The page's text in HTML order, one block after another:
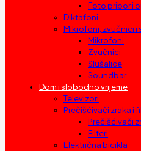
Foto pribor i
Diktafoni
Mikrofoni, zvučnici i
Mikrofoni
Zvučnici
Slušalice
Soundbar
Dom i slobodno vrijeme
Televizori
Prečišćivači zraka i
Prečišćivači
Filteri
Električna bicikla